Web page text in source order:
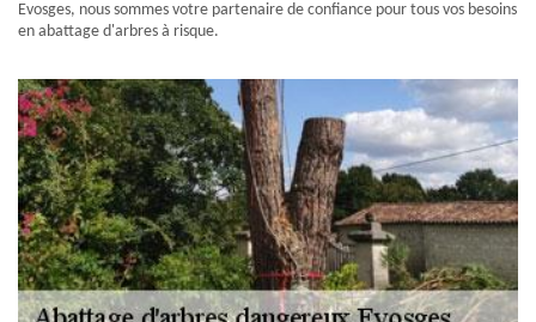
Evosges, nous sommes votre partenaire de confiance pour tous vos besoins
en abattage d'arbres à risque.